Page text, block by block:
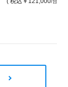
/台